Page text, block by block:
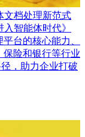
文档处理新范式
智能体时代》
台的核心能力、
险和银行等行业
，助力企业打破